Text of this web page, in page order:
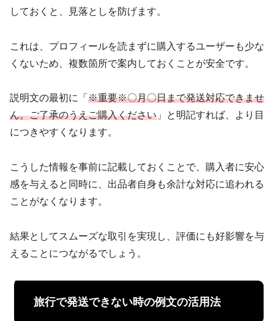
しておくと、見落としを防げます。
これは、プロフィールを読まずに購入するユーザーも少な
くないため、複数箇所で案内しておくことが安全です。
説明文の最初に「 ※重要※〇月〇日まで発送対応できませ
ん。ご了承のうえご購入ください 」と明記すれば、より目
につきやすくなります。
こうした情報を事前に記載しておくことで、購入者に安心
感を与えると同時に、出品者自身も余計な対応に追われる
ことがなくなります。
結果としてスムーズな取引を実現し、評価にも好影響を与
えることにつながるでしょう。
旅行で発送できない時の例文の活用法